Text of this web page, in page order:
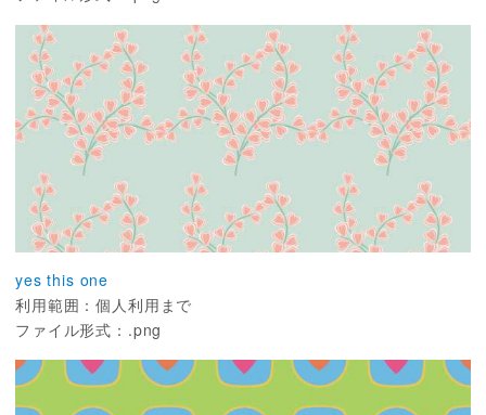
yes this one
利用範囲：個人利用まで
ファイル形式：.png